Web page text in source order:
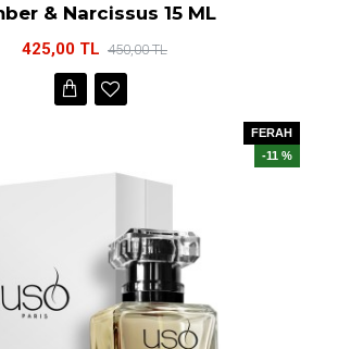
& Narcissus 15 ML
425,00 TL 450,00 TL
FERAH
-11 %